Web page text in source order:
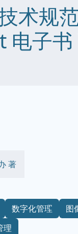
术规
子书
著
数字化管理 图
理